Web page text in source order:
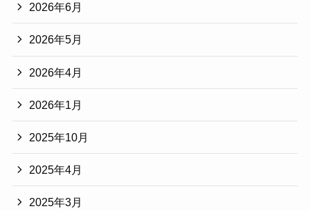
2026年6月
2026年5月
2026年4月
2026年1月
2025年10月
2025年4月
2025年3月